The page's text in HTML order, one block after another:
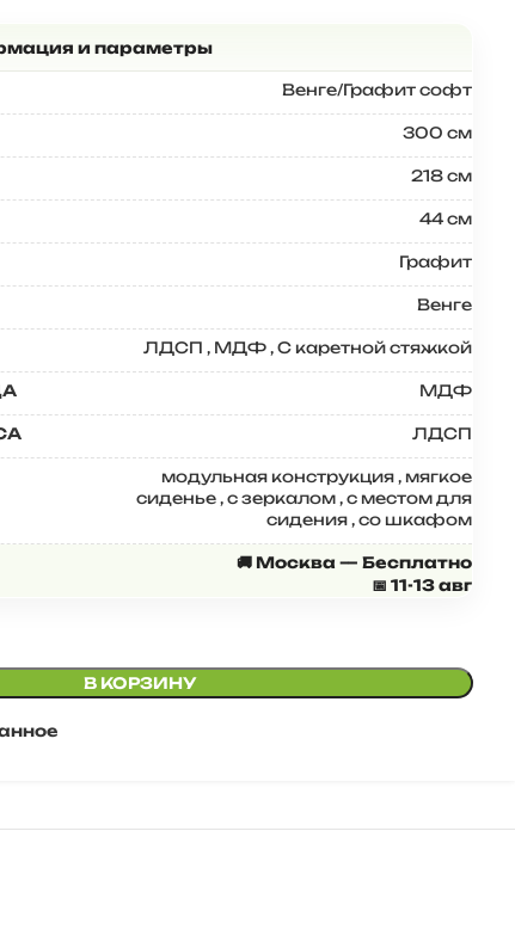
Венге/Графит софт
300 см
218 см
44 см
Графит
Венге
ЛДСП , МДФ,С каретной стяжкой
МДФ
ЛДСП
модульная конструкция, мягкое
сиденье,с зеркалом,с местом для
сидения,со шкафом
🚚 Москва — Бесплатно
📅 11-13 авг
В КОРЗИНУ